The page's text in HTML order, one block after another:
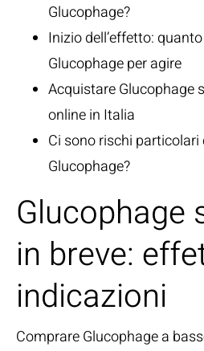
Glucophage?
Inizio dell’effetto:
Glucophage per agire
Acquistare Glucophage
online in Italia
Ci sono rischi particolari
Glucophage?
Glucophage
in breve:
indicazioni
Comprare Glucophage a